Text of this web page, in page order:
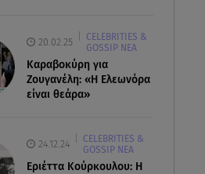
20.02.25
CELEBRITIES &
GOSSIP ΝΕΑ
Καραβοκύρη για
Ζουγανέλη: «Η Ελεωνόρα
είναι θεάρα»
24.12.24
CELEBRITIES &
GOSSIP ΝΕΑ
Εριέττα Κούρκουλου: Η